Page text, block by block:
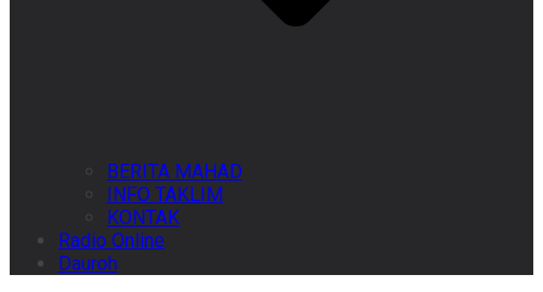
BERITA MAHAD
INFO TAKLIM
KONTAK
Radio Online
Dauroh